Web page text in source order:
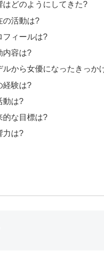
はどのようにしてきた?
の活動は?
フィールは?
内容は?
ルから女優になったきっか
経験は?
動は?
的な目標は?
力は?